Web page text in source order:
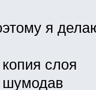
я
слоя
шумодав